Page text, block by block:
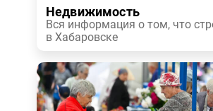
Недвижимость
Вся информация о том, что
в Хабаровске